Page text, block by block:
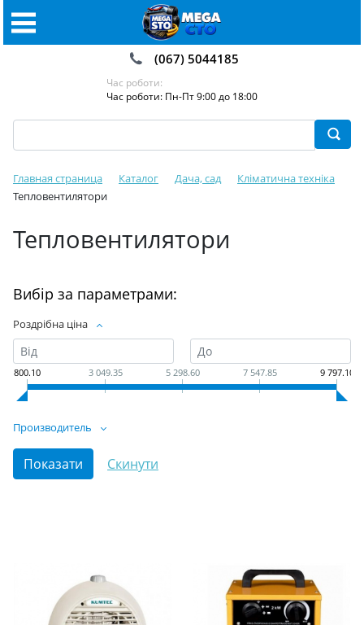
(067) 5044185
Час роботи:
Час роботи: Пн-Пт 9:00 до 18:00
Главная страница Каталог Дача, сад
Кліматична техніка
Тепловентилятори
Тепловентилятори
Вибір за параметрами:
Роздрібна ціна
800.10 3 049.35 5 298.60 7 547.85 9 797.10
Производитель